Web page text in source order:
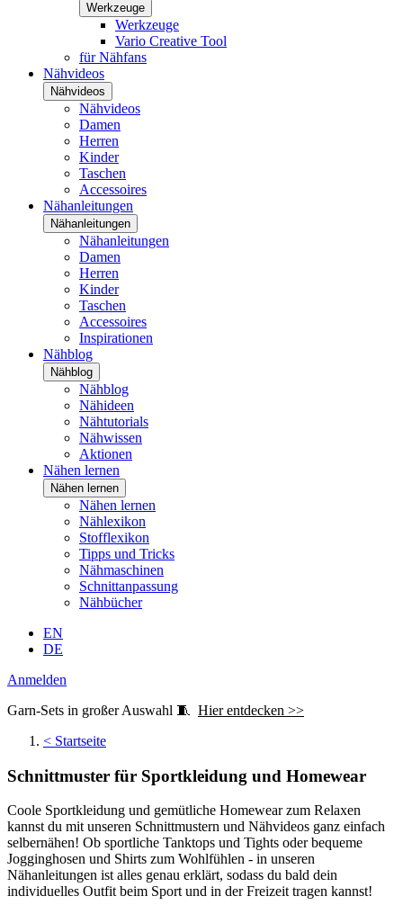
Werkzeuge
Werkzeuge
Vario Creative Tool
für Nähfans
Nähvideos
Nähvideos
Nähvideos
Damen
Herren
Kinder
Taschen
Accessoires
Nähanleitungen
Nähanleitungen
Nähanleitungen
Damen
Herren
Kinder
Taschen
Accessoires
Inspirationen
Nähblog
Nähblog
Nähblog
Nähideen
Nähtutorials
Nähwissen
Aktionen
Nähen lernen
Nähen lernen
Nähen lernen
Nählexikon
Stofflexikon
Tipps und Tricks
Nähmaschinen
Schnittanpassung
Nähbücher
EN
DE
Anmelden
Garn-Sets in großer Auswahl 🧵 Hier entdecken >>
< Startseite
Schnittmuster für Sportkleidung und Homewear
Coole Sportkleidung und gemütliche Homewear zum Relaxen
kannst du mit unseren Schnittmustern und Nähvideos ganz einfach
selbernähen! Ob sportliche Tanktops und Tights oder bequeme
Jogginghosen und Shirts zum Wohlfühlen - in unseren
Nähanleitungen ist alles genau erklärt, sodass du bald dein
individuelles Outfit beim Sport und in der Freizeit tragen kannst!